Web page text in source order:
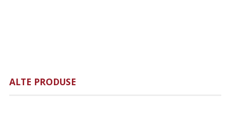
ALTE PRODUSE